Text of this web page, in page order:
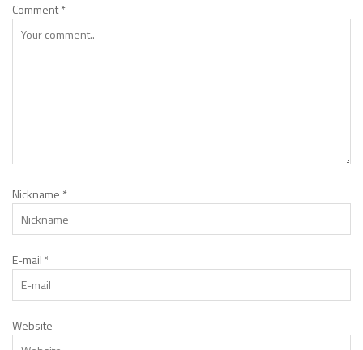
Comment*
Nickname *
E-mail *
Website